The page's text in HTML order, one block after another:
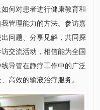
何对患者进行健康教育和
管理能力的方法。参访嘉
问题、分享见解，共同探
交流活动，相信能为全国
导管在静疗工作中的广泛
高效的输液治疗服务。